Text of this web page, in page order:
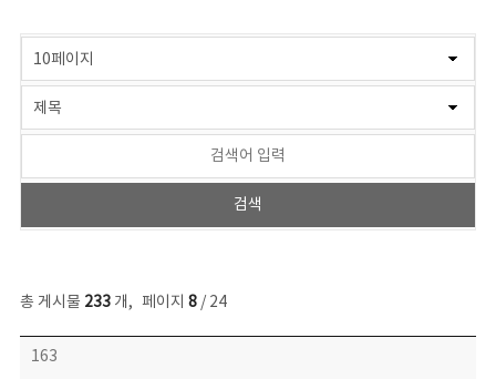
총 게시물 233개, 페이지 8/ 24
보도자료 목록 - 번호, 제목, 작성자, 파일, 조회수, 작성일 정보 제공
163